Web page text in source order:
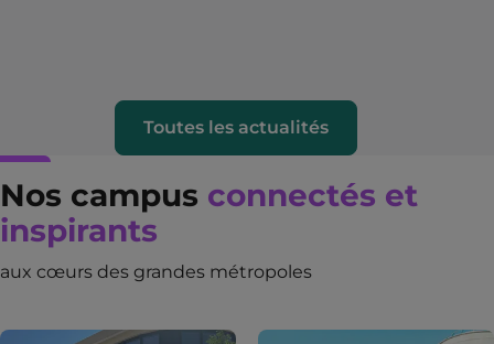
Toutes les actualités
Nos campus connectés et
inspirants
aux cœurs des grandes métropoles